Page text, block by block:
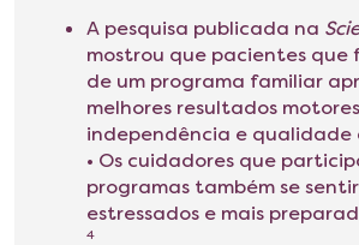
A pesquisa publicada na
mostrou que pacientes que
de um programa familiar
melhores resultados
independência e qualidade
• Os cuidadores que
programas também se
estressados e mais
4